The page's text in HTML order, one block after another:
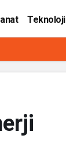
Teknoloji